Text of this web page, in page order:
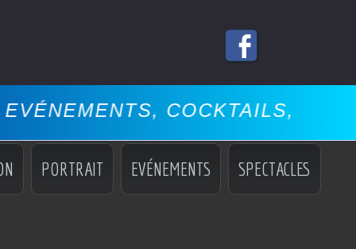
COCKTAILS, MISS,
PORTRAIT EVÉNEMENTS SPECTACLES